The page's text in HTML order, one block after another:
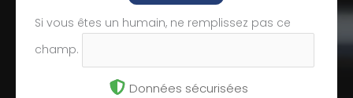
Si vous êtes un humain, ne remplissez pas ce
champ.
Données sécurisées